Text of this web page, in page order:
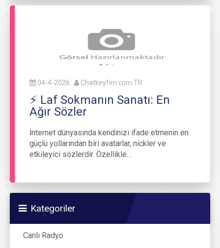
04-4-2026 Chatkeyfim.com.TR
⚡ Laf Sokmanın Sanatı: En
Ağır Sözler
İnternet dünyasında kendinizi ifade etmenin en
güçlü yollarından biri avatarlar, nickler ve
etkileyici sözlerdir. Özellikle…
Kategoriler
Canlı Radyo